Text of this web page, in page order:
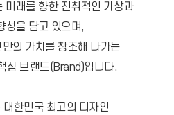
미래를 향한 진취적인 기상과
성을 담고 있으며,
의 가치를 창조해 나가는
심 브랜드(Brand)입니다.
대한민국 최고의 디자인